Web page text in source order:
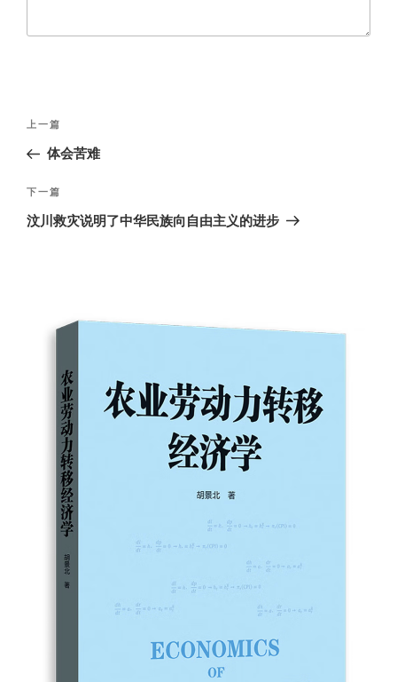
文
导
航
上
一
文
章
上一篇
体会苦难
下
一
下一篇
汶川救灾说明了中华民族向自由主义的进步